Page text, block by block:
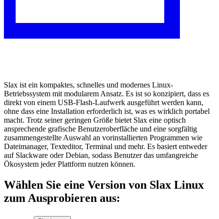
Slax ist ein kompaktes, schnelles und modernes Linux-
Betriebssystem mit modularem Ansatz. Es ist so konzipiert, dass es
direkt von einem USB-Flash-Laufwerk ausgeführt werden kann,
ohne dass eine Installation erforderlich ist, was es wirklich portabel
macht. Trotz seiner geringen Größe bietet Slax eine optisch
ansprechende grafische Benutzeroberfläche und eine sorgfältig
zusammengestellte Auswahl an vorinstallierten Programmen wie
Dateimanager, Texteditor, Terminal und mehr. Es basiert entweder
auf Slackware oder Debian, sodass Benutzer das umfangreiche
Ökosystem jeder Plattform nutzen können.
Wählen Sie eine Version von Slax Linux
zum Ausprobieren aus: